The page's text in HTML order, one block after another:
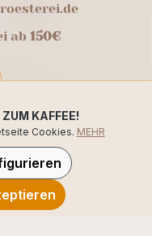
ab 150€
KAFFEE!
Cookies. MEHR